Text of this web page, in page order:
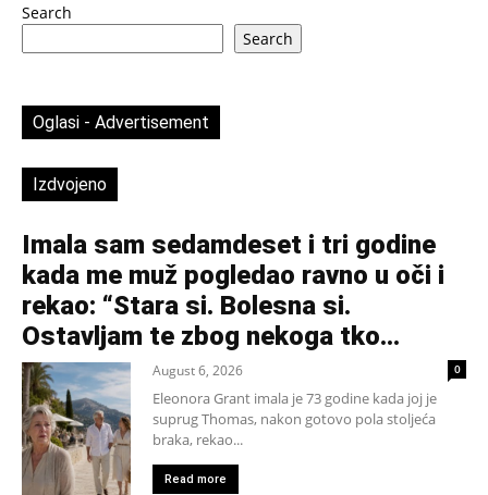
Search
Search
Oglasi - Advertisement
Izdvojeno
Imala sam sedamdeset i tri godine
kada me muž pogledao ravno u oči i
rekao: “Stara si. Bolesna si.
Ostavljam te zbog nekoga tko...
August 6, 2026 0
Eleonora Grant imala je 73 godine kada joj je
suprug Thomas, nakon gotovo pola stoljeća
braka, rekao...
Read more